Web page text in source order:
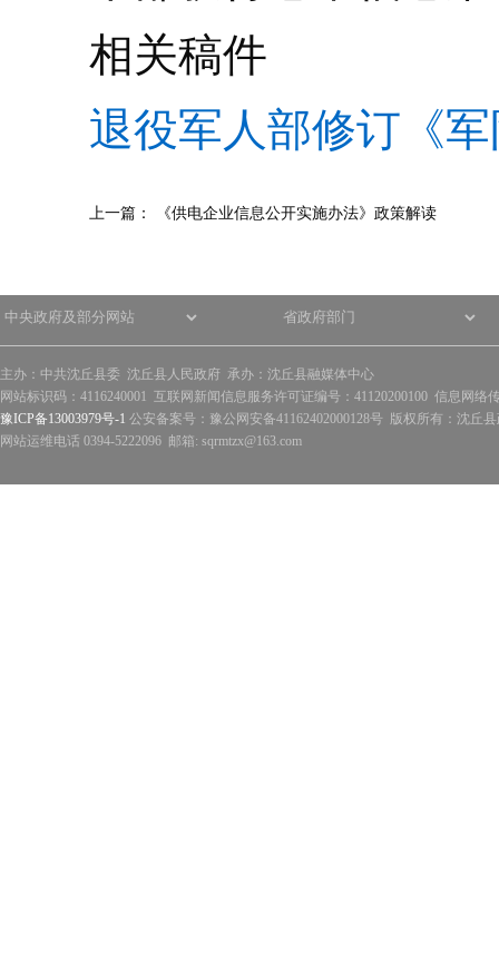
相关稿件
退役军人部修订《
上一篇： 《供电企业信息公开实施办法》政策解读
主办：中共沈丘县委 沈丘县人民政府 承办：沈丘县融媒体中心
网站标识码：4116240001 互联网新闻信息服务许可证编号：41120200100 信息网络
豫ICP备13003979号-1 公安备案号：豫公网安备41162402000128号 版权所有：沈丘
网站运维电话 0394-5222096 邮箱: sqrmtzx@163.com